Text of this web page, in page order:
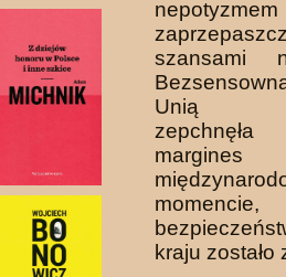
szansami
Unią
kraju